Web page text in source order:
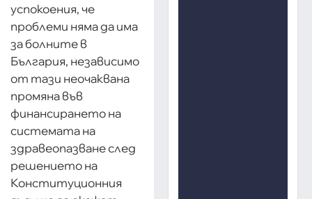
успокоения, че
проблеми няма да има
за болните в
България, независимо
от тази неочаквана
промяна във
финансирането на
системата на
здравеопазване след
решението на
Конституционния